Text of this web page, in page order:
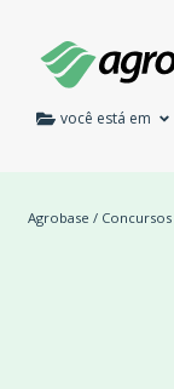
você está em
Agrobase / Concursos